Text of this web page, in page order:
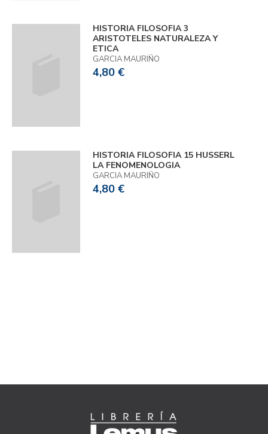
HISTORIA FILOSOFIA 3
ARISTOTELES NATURALEZA Y
ETICA
GARCIA MAURIÑO
4,80 €
HISTORIA FILOSOFIA 15 HUSSERL
LA FENOMENOLOGIA
GARCIA MAURIÑO
4,80 €